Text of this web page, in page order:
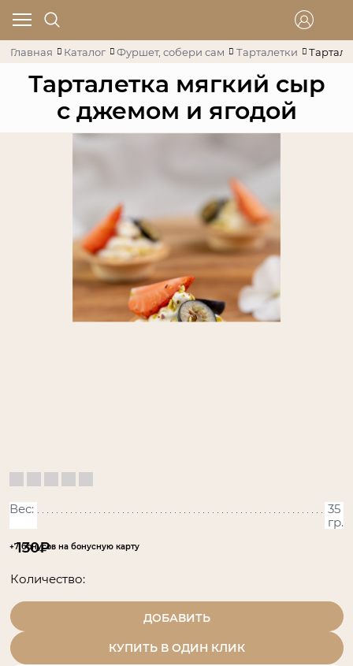
Главная Каталог Фуршет, собери сам Тарталетки
Тарталетка мягкий сыр
с джемом и ягодой
Вес:
35
гр.
130₽
+7 бонусов на бонусную карту
Количество:
ДОБАВИТЬ
КУПИТЬ В ОДИН КЛИК